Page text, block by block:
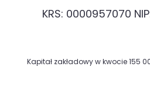
KRS: 0000957070
Kapitał zakładowy w kwocie 155